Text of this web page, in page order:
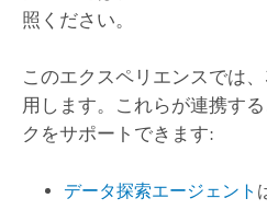
照ください。
このエクスペリエンスでは
用します。これらが連携す
クをサポートできます:
データ探索エージェント